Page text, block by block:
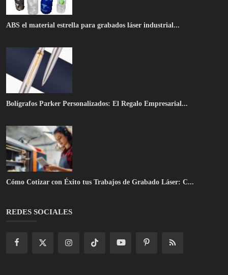
ABS el material estrella para grabados láser industrial...
Bolígrafos Parker Personalizados: El Regalo Empresarial...
Cómo Cotizar con Éxito tus Trabajos de Grabado Láser: C...
REDES SOCIALES